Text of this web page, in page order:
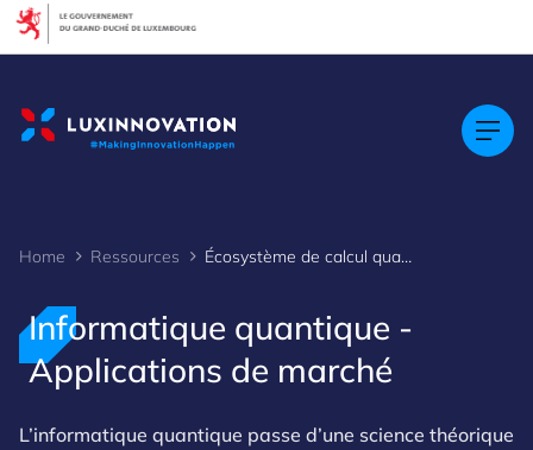
Home Ressources Écosystème de calcul quantique - Applications de marché
Informatique quantique -
Applications de marché
L’informatique quantique passe d’une science théorique
Cookies management panel